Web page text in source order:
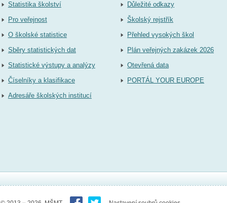
Statistika školství
Pro veřejnost
O školské statistice
Sběry statistických dat
Statistické výstupy a analýzy
Číselníky a klasifikace
Adresáře školských institucí
Důležité odkazy
Školský rejstřík
Přehled vysokých škol
Plán veřejných zakázek 2026
Otevřená data
PORTÁL YOUR EUROPE